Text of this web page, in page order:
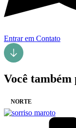
Entrar em Contato
Você também
NORTE